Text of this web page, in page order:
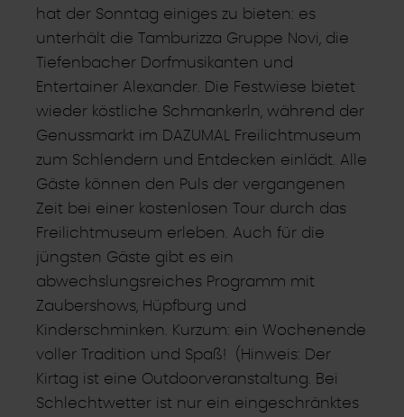
hat der Sonntag einiges zu bieten: es
unterhält die Tamburizza Gruppe Novi, die
Tiefenbacher Dorfmusikanten und
Entertainer Alexander. Die Festwiese bietet
wieder köstliche Schmankerln, während der
Genussmarkt im DAZUMAL Freilichtmuseum
zum Schlendern und Entdecken einlädt. Alle
Gäste können den Puls der vergangenen
Zeit bei einer kostenlosen Tour durch das
Freilichtmuseum erleben. Auch für die
jüngsten Gäste gibt es ein
abwechslungsreiches Programm mit
Zaubershows, Hüpfburg und
Kinderschminken. Kurzum: ein Wochenende
voller Tradition und Spaß! (Hinweis: Der
Kirtag ist eine Outdoorveranstaltung. Bei
Schlechtwetter ist nur ein eingeschränktes